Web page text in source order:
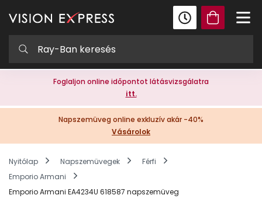
Foglaljon online időpontot látásvizsgálatra
itt.
Napszemüveg online exkluzív akár -40%
Vásárolok
Nyitólap Napszemüvegek
Férfi
Emporio Armani
Emporio Armani EA4234U 618587 napszemüveg